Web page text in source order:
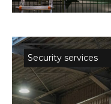
Security services